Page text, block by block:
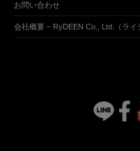
お問い合わせ
会社概要 – RyDEEN Co., Ltd.（ライ